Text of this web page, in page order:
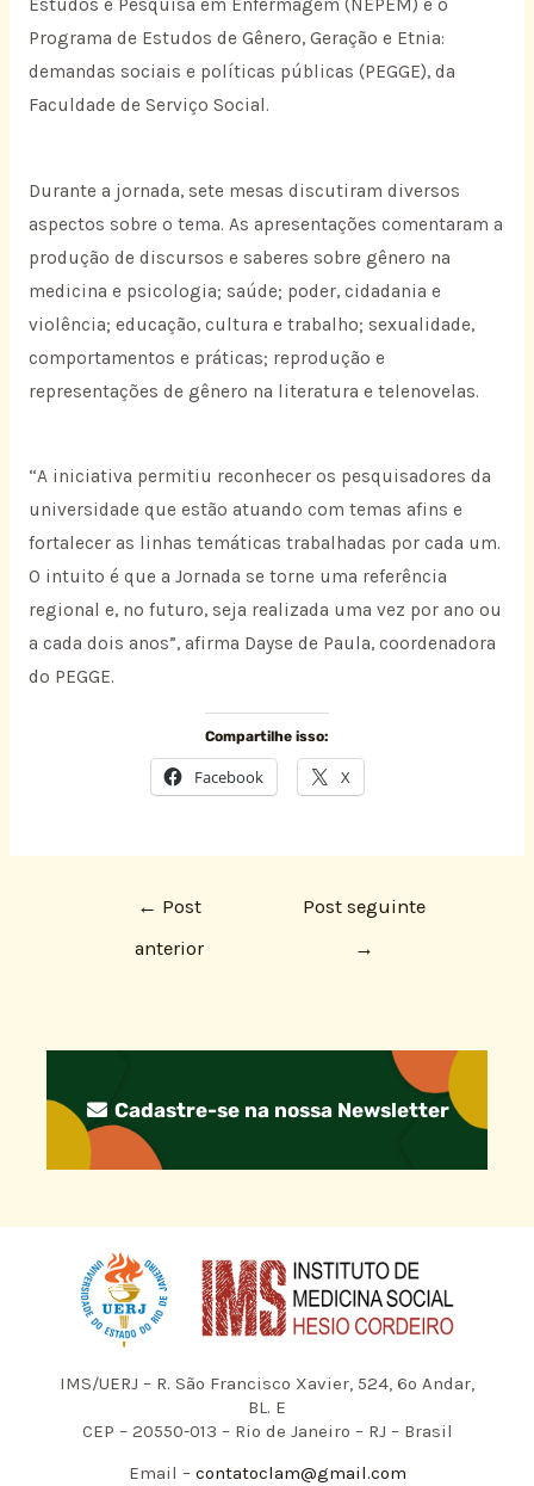
Estudos e Pesquisa em Enfermagem (NEPEM) e o
Programa de Estudos de Gênero, Geração e Etnia:
demandas sociais e políticas públicas (PEGGE), da
Faculdade de Serviço Social.
Durante a jornada, sete mesas discutiram diversos
aspectos sobre o tema. As apresentações comentaram a
produção de discursos e saberes sobre gênero na
medicina e psicologia; saúde; poder, cidadania e
violência; educação, cultura e trabalho; sexualidade,
comportamentos e práticas; reprodução e
representações de gênero na literatura e telenovelas.
“A iniciativa permitiu reconhecer os pesquisadores da
universidade que estão atuando com temas afins e
fortalecer as linhas temáticas trabalhadas por cada um.
O intuito é que a Jornada se torne uma referência
regional e, no futuro, seja realizada uma vez por ano ou
a cada dois anos”, afirma Dayse de Paula, coordenadora
do PEGGE.
Compartilhe isso:
Facebook X
← Post
anterior
Post seguinte
→
Cadastre-se na nossa Newsletter
IMS/UERJ – R. São Francisco Xavier, 524, 6º Andar,
BL. E
CEP – 20550-013 – Rio de Janeiro – RJ – Brasil
Email –contatoclam@gmail.com